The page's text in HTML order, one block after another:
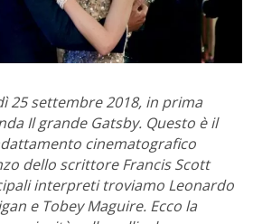
25 settembre 2018, in prima
Il grande Gatsby. Questo è il
cinematografico
dello scrittore Francis Scott
interpreti troviamo Leonardo
e Tobey Maguire. Ecco la